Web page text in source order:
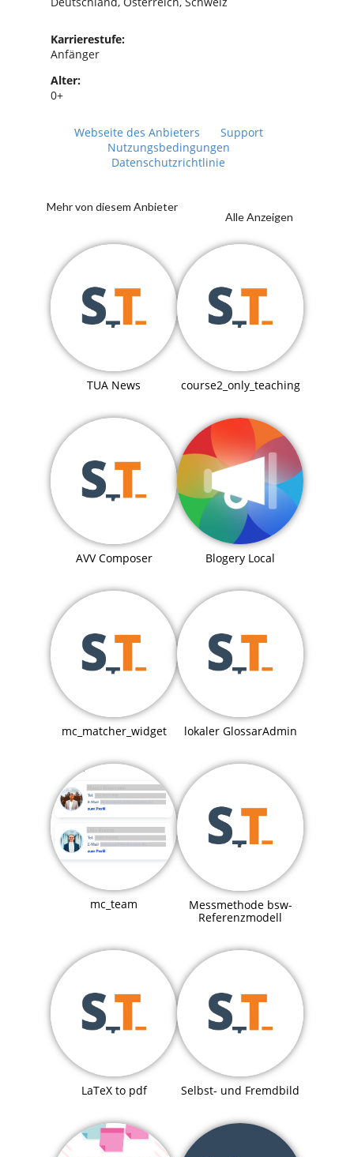
Karrierestufe:
Anfänger
Alter:
0+
Webseite des Anbieters
Support
Nutzungsbedingungen
Datenschutzrichtlinie
Mehr von diesem Anbieter
Alle Anzeigen
TUA News course2_only_teaching
AVV Composer Blogery Local
mc_matcher_widget lokaler GlossarAdmin
mc_team
Messmethode bsw-
Referenzmodell
LaTeX to pdf Selbst- und Fremdbild